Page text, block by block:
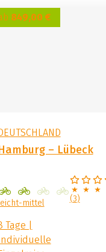
849,00 €
– Lübeck
(3)
mittel
Tage |